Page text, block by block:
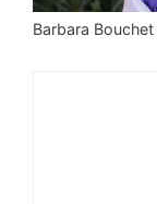
Barbara